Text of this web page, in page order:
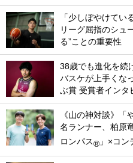
「少しぼやけてい
リーグ屈指のシュ
る”ことの重要性
38歳でも進化を続
バスケが上手くな
ぶ賞 受賞者インタ
《山の神対談》「
名ランナー、柏原
ロンパス® 」×コ